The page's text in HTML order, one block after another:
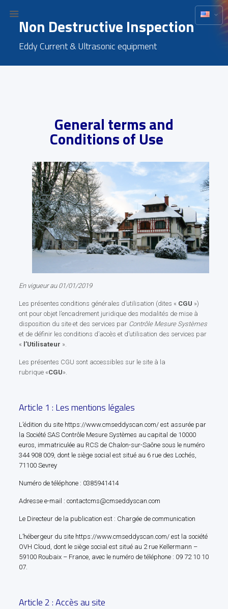
Non Destructive Inspection
Eddy Current & Ultrasonic equipment
General terms and
Conditions of Use
En vigueur au 01/01/2019
Les présentes conditions générales d’utilisation (dites « CGU »)
ont pour objet l’encadrement juridique des modalités de mise à
disposition du site et des services par Contrôle Mesure Systèmes
et de définir les conditions d’accès et d’utilisation des services par
« l’Utilisateur ».
Les présentes CGU sont accessibles sur le site à la
rubrique «CGU».
Article 1 : Les mentions légales
L’édition du site https://www.cmseddyscan.com/ est assurée par
la Société SAS Contrôle Mesure Systèmes au capital de 10000
euros, immatriculée au RCS de Chalon-sur-Saône sous le numéro
344 908 009, dont le siège social est situé au 6 rue des Lochés,
71100 Sevrey
Numéro de téléphone : 0385941414
Adresse e-mail : contactcms@cmseddyscan.com
Le Directeur de la publication est : Chargée de communication
L’hébergeur du site https://www.cmseddyscan.com/ est la société
OVH Cloud, dont le siège social est situé au 2 rue Kellermann –
59100 Roubaix – France, avec le numéro de téléphone : 09 72 10 10
07.
Article 2 : Accès au site